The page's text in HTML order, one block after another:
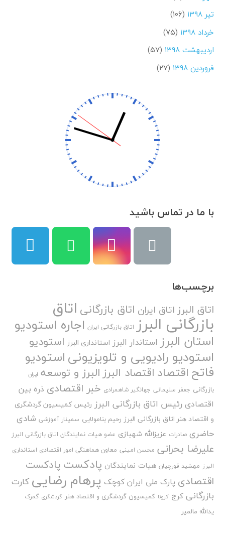
تیر ۱۳۹۸
(۱۰۶)
خرداد ۱۳۹۸
(۷۵)
اردیبهشت ۱۳۹۸
(۵۷)
فروردین ۱۳۹۸
(۲۷)
با ما در تماس باشید
برچسب‌ها
اتاق البرز اتاق ایران اتاق بازرگانی اتاق
بازرگانی البرز اتاق بازرگانی ایران اجاره استودیو
استان البرز استاندار البرز استانداری البرز استودیو
استودیو رادیویی و تلویزیونیاستودیو
فاتح اقتصاد اقتصاد البرزالبرز و توسعه ایران
بازرگانی جعفر سلیمانی جهانگیر شاهمرادی خبر اقتصادی ذره بین
اقتصادی رئیس اتاق بازرگانی البرز رئیس کمیسیون گردشگری
و اقتصاد هنر اتاق بازرگانی البرز رحیم بنامولایی سمینار آموزشی شادی
حاضری صادرات عزیزالله شهبازی عضو هیات نمایندگان اتاق بازرگانی البرز
علیرضا بحرانی محسن امینی معاون هماهنگی امور اقتصادی استانداری
البرز مهشید قورچیان هیات نمایندگان پادکست پادکست
اقتصادی پارک ملی ایران کوچک پرهام رضایی کارت
بازرگانی کرج کرونا کمیسیون گردشگری و اقتصاد هنر گردشگری گمرک
یدالله مالمیر